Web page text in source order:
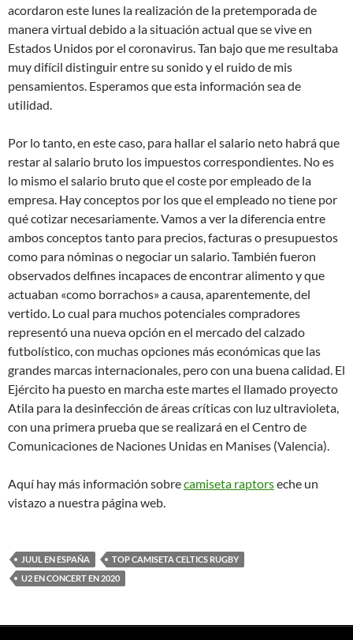
acordaron este lunes la realización de la pretemporada de
manera virtual debido a la situación actual que se vive en
Estados Unidos por el coronavirus. Tan bajo que me resultaba
muy difícil distinguir entre su sonido y el ruido de mis
pensamientos. Esperamos que esta información sea de
utilidad.
Por lo tanto, en este caso, para hallar el salario neto habrá que
restar al salario bruto los impuestos correspondientes. No es
lo mismo el salario bruto que el coste por empleado de la
empresa. Hay conceptos por los que el empleado no tiene por
qué cotizar necesariamente. Vamos a ver la diferencia entre
ambos conceptos tanto para precios, facturas o presupuestos
como para nóminas o negociar un salario. También fueron
observados delfines incapaces de encontrar alimento y que
actuaban «como borrachos» a causa, aparentemente, del
vertido. Lo cual para muchos potenciales compradores
representó una nueva opción en el mercado del calzado
futbolístico, con muchas opciones más económicas que las
grandes marcas internacionales, pero con una buena calidad. El
Ejército ha puesto en marcha este martes el llamado proyecto
Atila para la desinfección de áreas críticas con luz ultravioleta,
con una primera prueba que se realizará en el Centro de
Comunicaciones de Naciones Unidas en Manises (Valencia).
Aquí hay más información sobrecamiseta raptorseche un
vistazo a nuestra página web.
JUUL EN ESPAÑA
TOP CAMISETA CELTICS RUGBY
U2 EN CONCERT EN 2020